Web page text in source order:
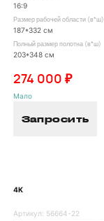
16:9
Размер рабочей области (в*ш)
187*332 см
Полный размер полотна (в*ш)
203*348 см
274 000 ₽
Мало
Запросить
4K
Артикул: 56664-22